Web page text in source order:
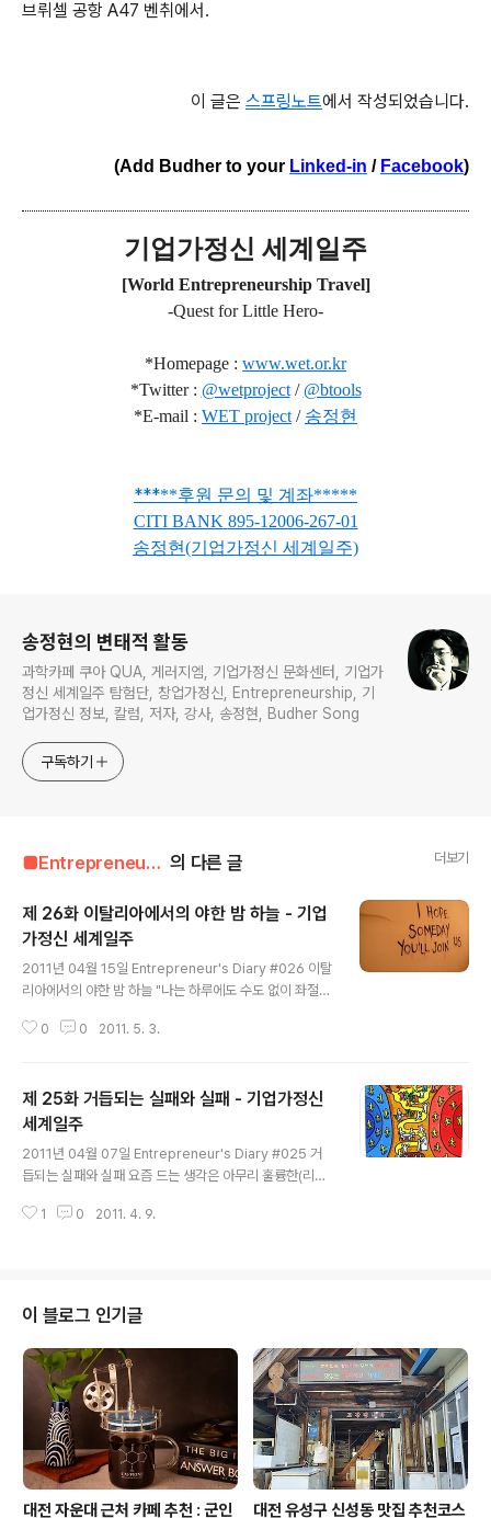
브뤼셀 공항 A47 벤취에서.
이 글은 스프링노트에서 작성되었습니다.
(Add Budher to your Linked-in / Facebook)
기업가정신 세계일주
[World Entrepreneurship Travel]
-Quest for Little Hero-
*Homepage : www.wet.or.kr
*Twitter : @wetproject/ @btools
*E-mail : WET project / 송정현
*****후원 문의 및 계좌*****
CITI BANK 895-12006-267-01
송정현(기업가정신 세계일주)
송정현의 변태적 활동
과학카페 쿠아 QUA, 게러지엠, 기업가정신 문화센터, 기업가
정신 세계일주 탐험단, 창업가정신, Entrepreneurship, 기
업가정신 정보, 칼럼, 저자, 강사, 송정현, Budher Song
구독하기
■Entrepreneur■■■/Entrepreneur's Diary 의 다른 글 더보기
제 26화 이탈리아에서의 야한 밤 하늘 - 기업
가정신 세계일주
2011년 04월 15일 Entrepreneur's Diary #026 이탈
리아에서의 야한 밤 하늘 "나는 하루에도 수도 없이 좌절과
ine 역시 인터뷰 당시 비슷한 이야기를 한 적이 있다. 그것
임이라 할 수 있다. 즉, 파동 또는 진동이다.(공학도로서 개
인적으로 '파동 / 진동'이라는 것은 매우 관심있는 분야다.
이 세상 모든 것은 파동을 가지고 있기 때문이다.) 움직임은
곧 에너지를 가지고 있는 것이고, 그 에너지를 가지고 있는
것은 파동을 가지고 있다. 그 파동은 흐름을 가지고 있다.
파동이라는 것 자체가 움직이는 것이기 때..
0 0 2011. 5. 3.
제 25화 거듭되는 실패와 실패 - 기업가정신
세계일주
2011년 04월 07일 Entrepreneur's Diary #025 거
듭되는 실패와 실패 요즘 드는 생각은 아무리 훌륭한(리더
는 것이다. 그 원인이 무엇일까 계속 곰곰히 생각해보았다.
주는 것이다. 어떻게 하면 창업가적인 조직으로 만들고, 이
들이 자유롭게 자신의 꿈을 기업가정신 세계일주 프로젝트
에 쏟아낼까? 나는 수없는 고민과 갈구 끝에, 피터드러커의
Innovation and Entrepreneurship에서 그 실마리를
찾을 수 있었다. 작은 실마리를 찾았지만, 문제는 실천..
1 0 2011. 4. 9.
이 블로그 인기글
대전 자운대 근처 카페 추천 : 군인
대전 유성구 신성동 맛집 추천코스